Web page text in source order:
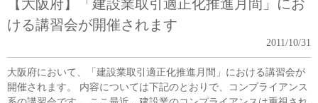
【大阪府】「建設業取引適正化推進月間」にお
ける講習会が開催されます
2011/10/31
大阪府において、「建設業取引適正化推進月間」における講習会が
開催されます。 内容については下記のとおりで、コンプライアンス